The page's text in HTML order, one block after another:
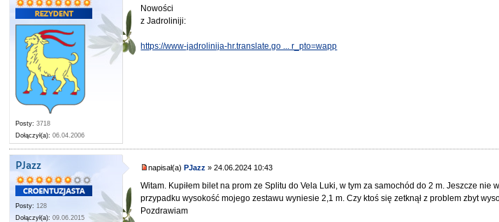
Posty: 3718
Dołączył(a): 06.04.2006
Nowości
z Jadroliniji:
https://www-jadrolinija-hr.translate.go ... r_pto=wapp
PJazz
Posty: 128
Dołączył(a): 09.06.2015
napisał(a)PJazz » 24.06.2024 10:43
Witam. Kupiłem bilet na prom ze Splitu do Vela Luki, w tym za samochód do 2 m. Jeszcze nie
przypadku wysokość mojego zestawu wyniesie 2,1 m. Czy ktoś się zetknął z problem zbyt
Pozdrawiam